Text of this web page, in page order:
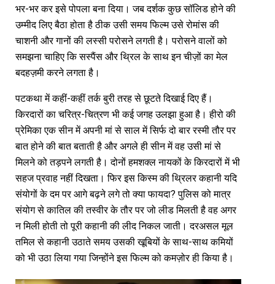
भर-भर कर इसे पोपला बना दिया। जब दर्शक कुछ सॉलिड होने की
उम्मीद लिए बैठा होता है ठीक उसी समय फिल्म उसे रोमांस की
चाशनी और गानों की लस्सी परोसने लगती है। परोसने वालों को
समझना चाहिए कि सस्पैंस और थ्रिल के साथ इन चीज़ों का मेल
बदहज़मी करने लगता है।
पटकथा में कहीं-कहीं तर्क बुरी तरह से छूटते दिखाई दिए हैं।
किरदारों का चरित्र-चित्रण भी कई जगह उलझा हुआ है। हीरो की
प्रेमिका एक सीन में अपनी मां से साल में सिर्फ दो बार रस्मी तौर पर
बात होने की बात बताती है और अगले ही सीन में वह उसी मां से
मिलने को तड़पने लगती है। दोनों हमशक्ल नायकों के किरदारों में भी
सहज प्रवाह नहीं दिखता। फिर इस किस्म की थ्रिलर कहानी यदि
संयोगों के दम पर आगे बढ़ने लगे तो क्या फायदा? पुलिस को मात्र
संयोग से कातिल की तस्वीर के तौर पर जो लीड मिलती है वह अगर
न मिली होती तो पूरी कहानी की लीद निकल जाती। दरअसल मूल
तमिल से कहानी उठाते समय उसकी खूबियों के साथ-साथ कमियों
को भी उठा लिया गया जिन्होंने इस फिल्म को कमज़ोर ही किया है।